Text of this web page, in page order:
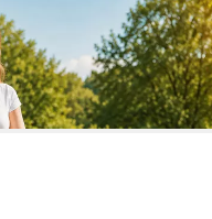
Offroad mit Dach -
bei dir